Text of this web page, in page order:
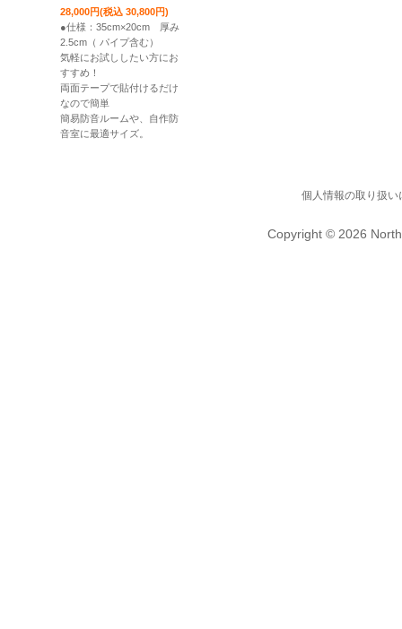
28,000円(税込 30,800円)
●仕様：35cm×20cm 厚み
2.5cm（ パイプ含む）
気軽にお試ししたい方にお
すすめ！
両面テープで貼付けるだけ
なので簡単
簡易防音ルームや、自作防
音室に最適サイズ。
個人情報の取り扱い
Copyright © 2026